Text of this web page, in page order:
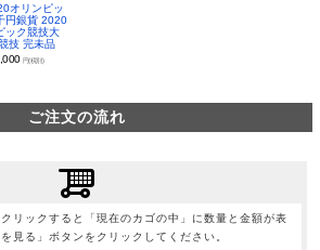
オリンピッ
円銀貨 2020
ック競技大
技 完未品
円(税別)
ご注文の流れ
リックすると「現在のカゴの中」に数量と金額が表
見る」ボタンをクリックしてください。